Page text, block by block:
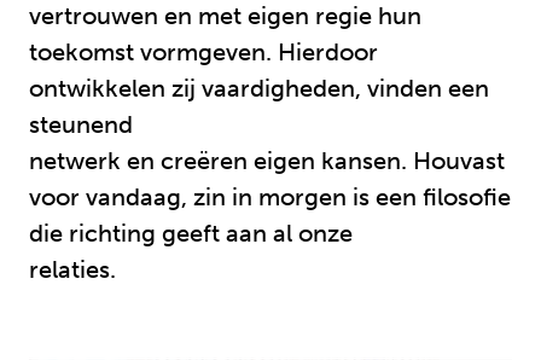
vertrouwen en met eigen regie hun
toekomst vormgeven. Hierdoor
ontwikkelen zij vaardigheden, vinden een
steunend
netwerk en creëren eigen kansen. Houvast
voor vandaag, zin in morgen is een filosofie
die richting geeft aan al onze
relaties.